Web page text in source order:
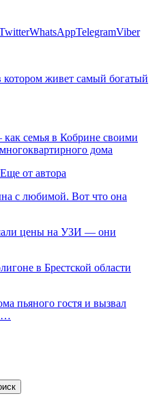
WhatsAppTelegramViber
живет самый богатый
семья в Кобрине своими
дома
Еще от автора
с любимой. Вот что она
цены на УЗИ — они
в Брестской области
пьяного гостя и вызвал